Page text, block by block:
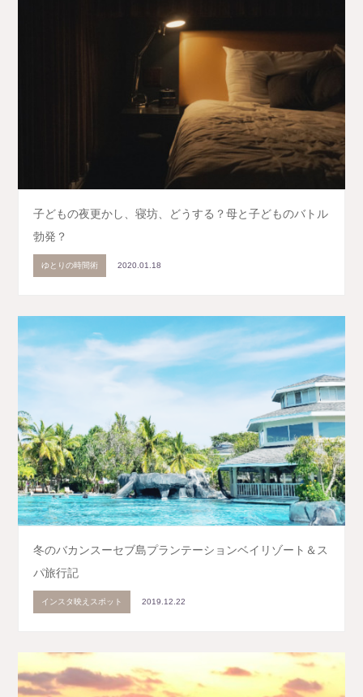
子どもの夜更かし、寝坊、どうする？母と子どものバトル
勃発？
ゆとりの時間術 2020.01.18
冬のバカンスーセブ島プランテーションベイリゾート＆ス
パ旅行記
インスタ映えスポット 2019.12.22